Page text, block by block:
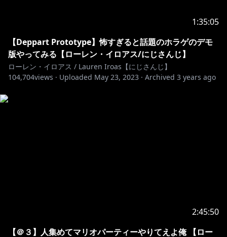
1:35:05
【Deppart Prototype】怖すぎると話題のホラゲのデモ
版やってみる【ローレン・イロアス/にじさんじ】
ローレン・イロアス / Lauren Iroas【にじさんじ】
104,704views · Uploaded May 23, 2023 · Archived 3 years ago
2:45:50
【＠３】人集めてマリオパーティーやりてえよ俺 【ロー